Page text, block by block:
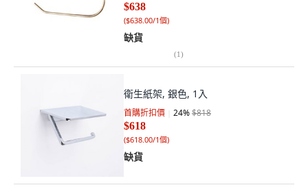
$638
($638.00/1個)
缺貨
(1)
衛生紙架, 銀色, 1入
首購折扣價 24%$818
$618
($618.00/1個)
缺貨